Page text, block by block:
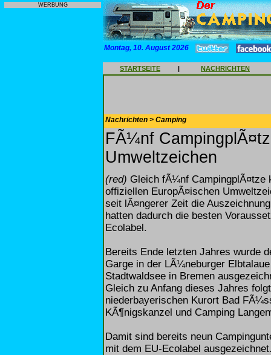
WERBUNG
Montag, 10. August 2026
STARTSEITE | NACHRICHTEN
Nachrichten > Camping
FÃ¼nf
Umweltzeichen
(red) Gleich fÃ¼nf CampingplÃ¤tze
offiziellen EuropÃ¤ischen
seit lÃ¤ngerer Zeit die
hatten dadurch die besten
Ecolabel.
Bereits Ende letzten Jahres wurde
Garge in der LÃ¼neburger
Stadtwaldsee in Bremen
Gleich zu Anfang dieses Jahres
niederbayerischen Kurort Bad
KÃ¶nigskanzel und Camping
Damit sind bereits neun
mit dem EU-Ecolabel